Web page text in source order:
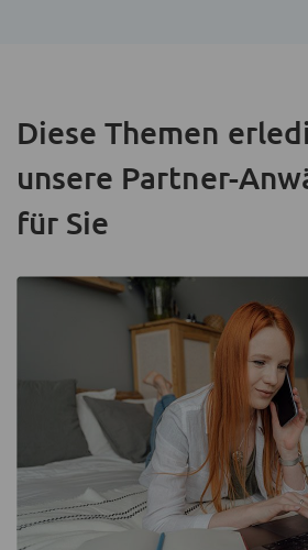
Diese Themen
unsere Partner-
für Sie